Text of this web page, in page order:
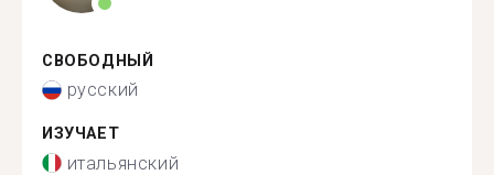
СВОБОДНЫЙ
русский
ИЗУЧАЕТ
итальянский